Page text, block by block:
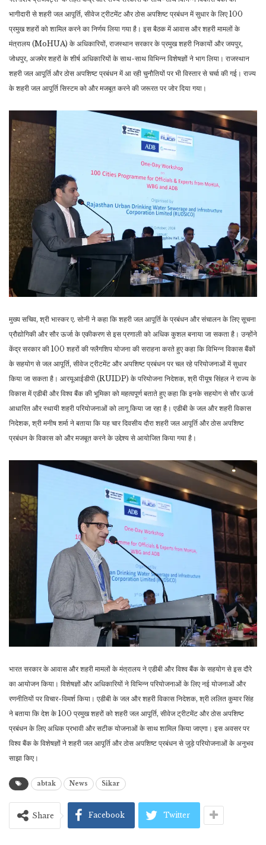
भागीदारी से शहरी जल आपूर्ति, सीवेज ट्रीटमेंट और ठोस अपशिष्ट प्रबंधन में सुधार के लिए 100
प्रमुख शहरों को शामिल करने का निर्णय लिया गया है। इस बैठक में आवास और शहरी मामलों के
मंत्रालय (MoHUA) के अधिकारियों, राजस्थान सरकार के प्रमुख शहरी निकायों और जयपुर,
जोधपुर, अजमेर शहरों के शीर्ष अधिकारियों के साथ-साथ विभिन्न विशेषज्ञों ने भाग लिया। राजस्थान
शहरी जल आपूर्ति और ठोस अपशिष्ट प्रबंधन में आ रही चुनौतियों पर भी विस्तार से चर्चा की गई। राज्य
के शहरी जल आपूर्ति सिस्टम को और मजबूत करने की जरूरत पर जोर दिया गया।
मुख्य सचिव, श्री भास्कर ए. सोनी ने कहा कि शहरी जल आपूर्ति के प्रबंधन और संचालन के लिए सूचना
प्रौद्योगिकी और सौर ऊर्जा के एकीकरण से इस प्रणाली को अधिक कुशल बनाया जा सकता है। उन्होंने
केंद्र सरकार की 100 शहरों की फ्लैगशिप योजना की सराहना करते हुए कहा कि विभिन्न विकास बैंकों
के सहयोग से जल आपूर्ति, सीवेज ट्रीटमेंट और अपशिष्ट प्रबंधन पर चल रहे परियोजनाओं में सुधार
किया जा सकता है। आरयूआईडीपी (RUIDP) के परियोजना निदेशक, श्री पीयूष सिंहल ने राज्य के
विकास में एडीबी और विश्व बैंक की भूमिका को महत्वपूर्ण बताते हुए कहा कि इनके सहयोग से सौर ऊर्जा
आधारित और स्थायी शहरी परियोजनाओं को लागू किया जा रहा है। एडीबी के जल और शहरी विकास
निदेशक, श्री मनीष शर्मा ने बताया कि यह चार दिवसीय दौरा शहरी जल आपूर्ति और ठोस अपशिष्ट
प्रबंधन के विकास को और मजबूत करने के उद्देश्य से आयोजित किया गया है।
भारत सरकार के आवास और शहरी मामलों के मंत्रालय ने एडीबी और विश्व बैंक के सहयोग से इस दौरे
का आयोजन किया। विशेषज्ञों और अधिकारियों ने विभिन्न परियोजनाओं के लिए नई योजनाओं और
रणनीतियों पर विचार-विमर्श किया। एडीबी के जल और शहरी विकास निदेशक, श्री ललित कुमार सिंह
ने बताया कि देश के 100 प्रमुख शहरों को शहरी जल आपूर्ति, सीवेज ट्रीटमेंट और ठोस अपशिष्ट
प्रबंधन के लिए अधिक प्रभावी और सटीक योजनाओं के साथ शामिल किया जाएगा। इस अवसर पर
विश्व बैंक के विशेषज्ञों ने शहरी जल आपूर्ति और ठोस अपशिष्ट प्रबंधन से जुड़े परियोजनाओं के अनुभव
साझा किए।
abtak News Sikar
Share Facebook Twitter